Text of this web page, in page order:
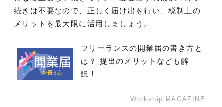
続きは不要なので、正しく届け出を行い、税制上の
メリットを最大限に活用しましょう。
フリーランスの開業届の書き方と
は？ 提出のメリットなども解
説！
Workship MAGAZINE